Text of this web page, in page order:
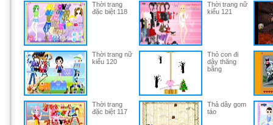
Thời trang
đặc biệt 118
Thời trang nữ
kiểu 121
Thời trang nữ
kiểu 120
Thỏ con đi
dây thăng
bằng
Thời trang
đặc biệt 117
Thả dây gom
táo